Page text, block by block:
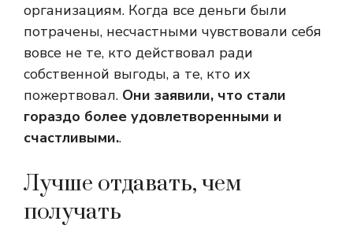
организациям. Когда все деньги были
потрачены, несчастными чувствовали себя
вовсе не те, кто действовал ради
собственной выгоды, а те, кто их
пожертвовал. Они заявили, что стали
гораздо более удовлетворенными и
счастливыми..
Лучше отдавать, чем
получать